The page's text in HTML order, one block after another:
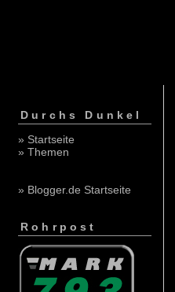
Durchs Dunkel
» Startseite
» Themen
» Blogger.de Startseite
Rohrpost